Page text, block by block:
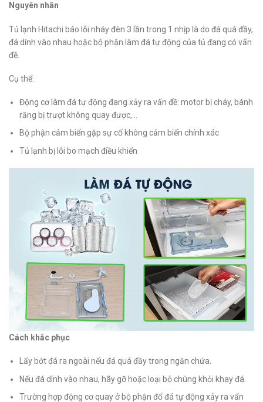
Nguyên nhân
Tủ lạnh Hitachi báo lỗi nháy đèn 3 lần trong 1 nhịp là do đá quá đầy,
đá dính vào nhau hoặc bộ phận làm đá tự động của tủ đang có vấn
đề.
Cụ thể:
Động cơ làm đá tự động đang xảy ra vấn đề: motor bị cháy, bánh
răng bị trượt không quay được,…
Bộ phận cảm biến gặp sự cố không cảm biến chính xác
Tủ lạnh bị lỗi bo mạch điều khiển
Cách khắc phục
Lấy bớt đá ra ngoài nếu đá quá đầy trong ngăn chứa.
Nếu đá dính vào nhau, hãy gỡ hoặc loại bỏ chúng khỏi khay đá.
Trường hợp động cơ quay ở bộ phận đổ đá tự động xảy ra vấn